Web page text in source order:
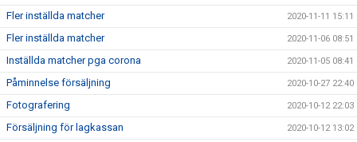
Fler inställda matcher 2020-11-11 15:11
Fler inställda matcher 2020-11-06 08:51
Inställda matcher pga corona 2020-11-05 08:41
Påminnelse försäljning 2020-10-27 22:40
Fotografering 2020-10-12 22:03
Försäljning för lagkassan 2020-10-12 13:02